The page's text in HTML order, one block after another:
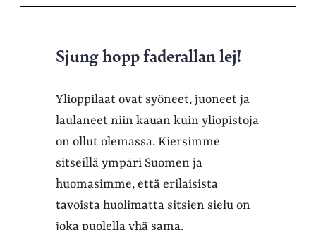
Sjung hopp faderallan lej!
Ylioppilaat ovat syöneet, juoneet ja
laulaneet niin kauan kuin yliopistoja
on ollut olemassa. Kiersimme
sitseillä ympäri Suomen ja
huomasimme, että erilaisista
tavoista huolimatta sitsien sielu on
joka puolella yhä sama.